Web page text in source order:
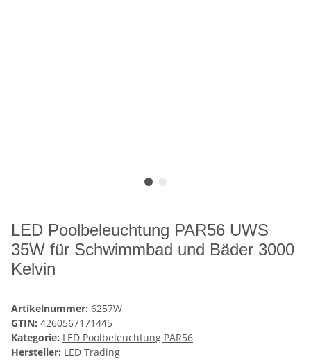
LED Poolbeleuchtung PAR56 UWS
35W für Schwimmbad und Bäder 3000
Kelvin
Artikelnummer: 6257W
GTIN: 4260567171445
Kategorie: LED Poolbeleuchtung PAR56
Hersteller: LED Trading